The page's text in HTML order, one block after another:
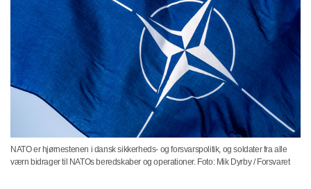
NATO er hjørnestenen i dansk sikkerheds- og forsvarspolitik, og soldater fra alle
værn bidrager til NATOs beredskaber og operationer. Foto: Mik Dyrby / Forsvaret